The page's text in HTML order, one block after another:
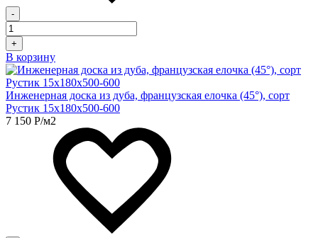
-
+
В корзину
Инженерная доска из дуба, французская елочка (45°), сорт
Рустик 15х180х500-600
7 150 Р/м2